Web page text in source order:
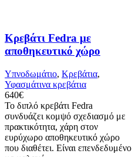
Κρεβάτι Fedra με
αποθηκευτικό χώρο
Υπνοδωμάτιο, Κρεβάτια,
Υφασμάτινα κρεβάτια
640€
Το διπλό κρεβάτι Fedra
συνδυάζει κομψό σχεδιασμό με
πρακτικότητα, χάρη στον
ευρύχωρο αποθηκευτικό χώρο
που διαθέτει. Είναι επενδεδυμένο